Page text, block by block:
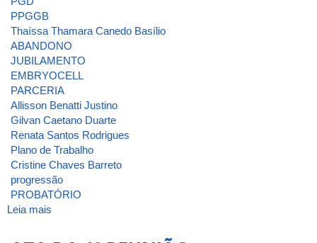
PPGGB
Thaíssa Thamara Canedo Basílio
ABANDONO
JUBILAMENTO
EMBRYOCELL
PARCERIA
Allisson Benatti Justino
Gilvan Caetano Duarte
Renata Santos Rodrigues
Plano de Trabalho
Cristine Chaves Barreto
progressão
PROBATÓRIO
Leia mais